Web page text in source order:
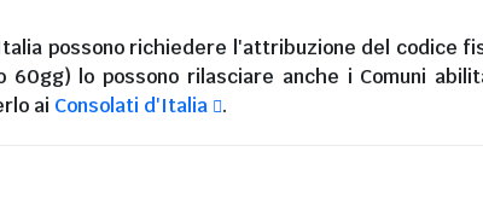
possono richiedere l'attribuzione del codice
60gg) lo possono rilasciare anche i Comuni
ai Consolati d'Italia .